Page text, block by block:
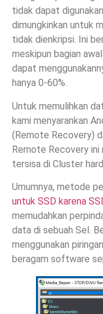
tidak dapat
dimungkinkan untuk
tidak dienkripsi. Ini
meskipun bagian
dapat
hanya 0-60%.
Untuk memulihkan
kami menyarankan
(Remote Recovery)
Remote Recovery ini
tersisa di Cluster
Umumnya, metode
untuk SSD karena
memudahkan
data di sebuah Sel.
menggunakan
beragam software